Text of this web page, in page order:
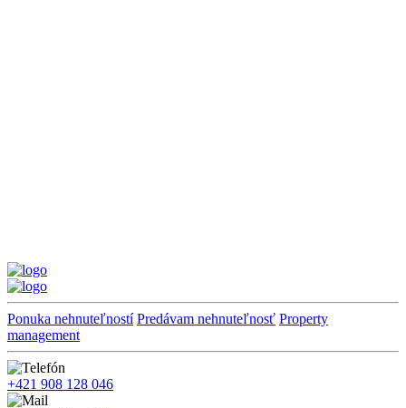
Ponuka nehnuteľností Predávam nehnuteľnosť Property
management
+421 908 128 046